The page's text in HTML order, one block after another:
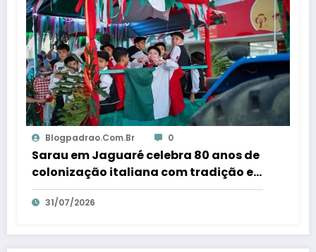
Blogpadrao.com.br 0
Sarau em Jaguaré celebra 80 anos de
colonização italiana com tradição e
trambolhão da polenta – Em Dia ES
31/07/2026